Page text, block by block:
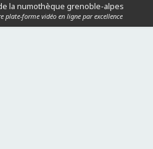
la numothèque grenoble-alpes
forme vidéo en ligne par excellence